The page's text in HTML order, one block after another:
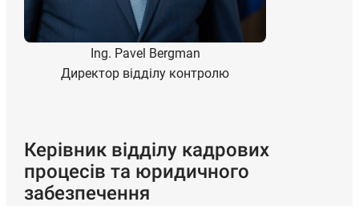
Ing. Pavel Bergman
Директор відділу контролю
Керівник відділу кадрових
процесів та юридичного
забезпечення